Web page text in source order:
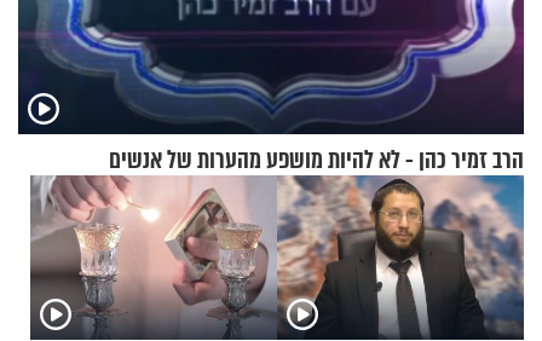
הרב זמיר כהן - לא להיות מושפע מהערות של אנשים